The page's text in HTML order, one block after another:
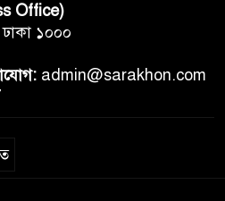
Office)
১০০০
admin@sarakhon.com